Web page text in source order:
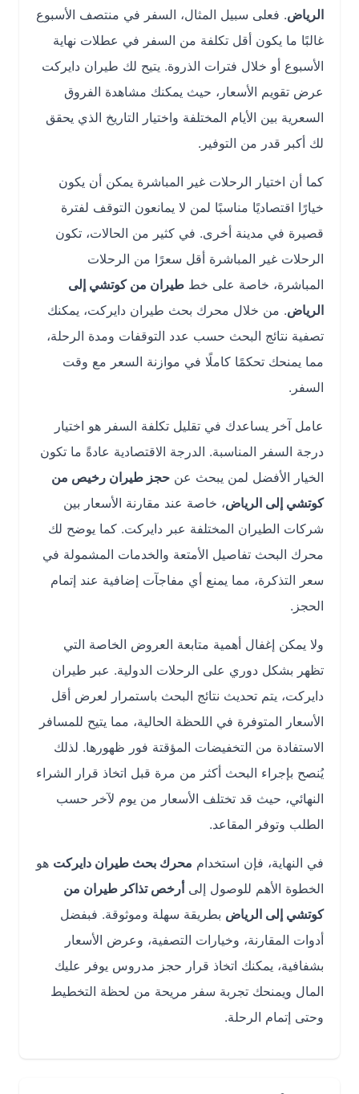
الرياض. فعلى سبيل المثال، السفر في منتصف الأسبوع
غالبًا ما يكون أقل تكلفة من السفر في عطلات نهاية
الأسبوع أو خلال فترات الذروة. يتيح لك طيران دايركت
عرض تقويم الأسعار، حيث يمكنك مشاهدة الفروق
السعرية بين الأيام المختلفة واختيار التاريخ الذي يحقق
لك أكبر قدر من التوفير.
كما أن اختيار الرحلات غير المباشرة يمكن أن يكون
خيارًا اقتصاديًا مناسبًا لمن لا يمانعون التوقف لفترة
قصيرة في مدينة أخرى. في كثير من الحالات، تكون
الرحلات غير المباشرة أقل سعرًا من الرحلات
المباشرة، خاصة على خط طيران من كوتشي إلى
الرياض. من خلال محرك بحث طيران دايركت، يمكنك
تصفية نتائج البحث حسب عدد التوقفات ومدة الرحلة،
مما يمنحك تحكمًا كاملًا في موازنة السعر مع وقت
السفر.
عامل آخر يساعدك في تقليل تكلفة السفر هو اختيار
درجة السفر المناسبة. الدرجة الاقتصادية عادةً ما تكون
الخيار الأفضل لمن يبحث عنحجز طيران رخيص من
كوتشي إلى الرياض، خاصة عند مقارنة الأسعار بين
شركات الطيران المختلفة عبر دايركت. كما يوضح لك
محرك البحث تفاصيل الأمتعة والخدمات المشمولة في
سعر التذكرة، مما يمنع أي مفاجآت إضافية عند إتمام
الحجز.
ولا يمكن إغفال أهمية متابعة العروض الخاصة التي
تظهر بشكل دوري على الرحلات الدولية. عبر طيران
دايركت، يتم تحديث نتائج البحث باستمرار لعرض أقل
الأسعار المتوفرة في اللحظة الحالية، مما يتيح للمسافر
الاستفادة من التخفيضات المؤقتة فور ظهورها. لذلك
يُنصح بإجراء البحث أكثر من مرة قبل اتخاذ قرار الشراء
النهائي، حيث قد تختلف الأسعار من يوم لآخر حسب
الطلب وتوفر المقاعد.
في النهاية، فإن استخداممحرك بحث طيران دايركتهو
الخطوة الأهم للوصول إلى أرخص تذاكر طيران من
كوتشي إلى الرياضبطريقة سهلة وموثوقة. فبفضل
أدوات المقارنة، وخيارات التصفية، وعرض الأسعار
بشفافية، يمكنك اتخاذ قرار حجز مدروس يوفر عليك
المال ويمنحك تجربة سفر مريحة من لحظة التخطيط
وحتى إتمام الرحلة.